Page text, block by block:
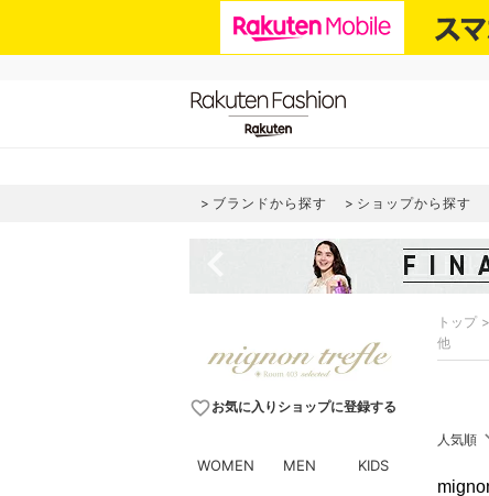
ブランドから探す ショップから探す
favorite_borderお気に入りショップに登録する
WOMEN MEN KIDS
トップ
他
人気順